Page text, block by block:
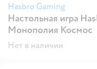
Hasbro Gaming
Настольная игра
Монополия Космос
Нет в наличии